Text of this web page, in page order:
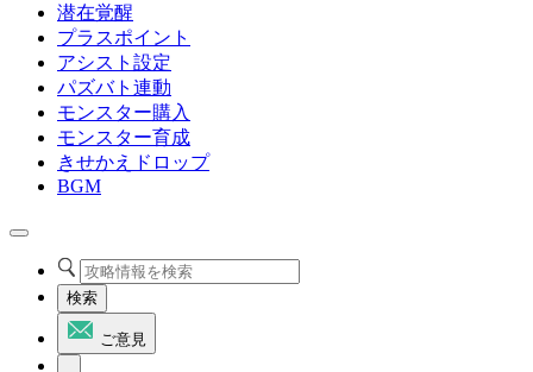
潜在覚醒
プラスポイント
アシスト設定
パズバト連動
モンスター購入
モンスター育成
きせかえドロップ
BGM
検索
ご意見